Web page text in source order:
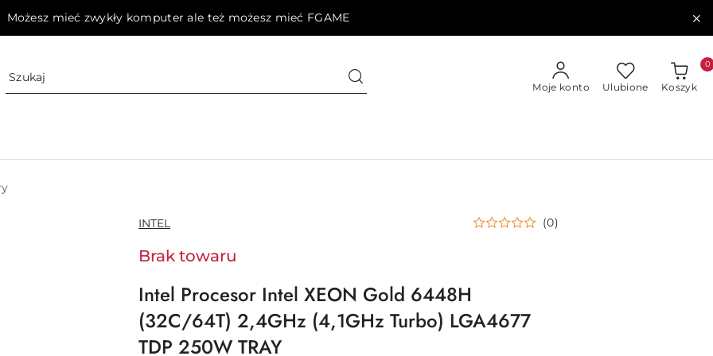
Możesz mieć zwykły komputer ale też możesz mieć FGAME
Moje konto Ulubione Koszyk
0
NAZWA
PRODUCENTA:
INTEL (0)
Brak towaru
Intel Procesor Intel XEON Gold 6448H
(32C/64T) 2,4GHz (4,1GHz Turbo) LGA4677
TDP 250W TRAY